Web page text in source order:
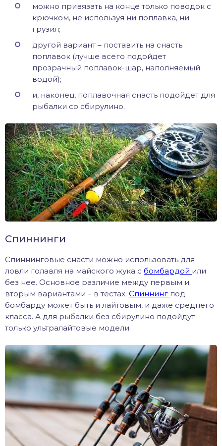
можно привязать на конце только поводок с
крючком, не используя ни поплавка, ни
грузил;
другой вариант – поставить на снасть
поплавок (лучше всего подойдет
прозрачный поплавок-шар, наполняемый
водой);
и, наконец, поплавочная снасть подойдет для
рыбалки со сбирулино.
Спиннинги
Спиннинговые снасти можно использовать для
ловли голавля на майского жука с бомбардой или
без нее. Основное различие между первым и
вторым вариантами – в тестах. Спиннинг под
бомбарду может быть и лайтовым, и даже среднего
класса. А для рыбалки без сбирулино подойдут
только ультралайтовые модели.